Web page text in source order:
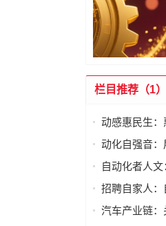
栏目推荐（1）
动感惠民生
动化自强音
进步发出的响
自动化者人
文思考
招聘自家人
家及人才需求
汽车产业链